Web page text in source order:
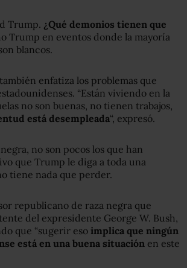
Trump. ¿Qué demonios tienen que
Trump en eventos donde la mayoría
blancos.
enfatiza los problemas que
“Están viviendo en la
no son buenas, no tienen trabajos,
está desempleada“, expresó.
no son pocos los que han
que Trump le diga a toda una
tiene nada que perder.
republicano de raza negra que
del expresidente George W. Bush,
que “sugerir eso implica que ningún
está en una buena situación en este